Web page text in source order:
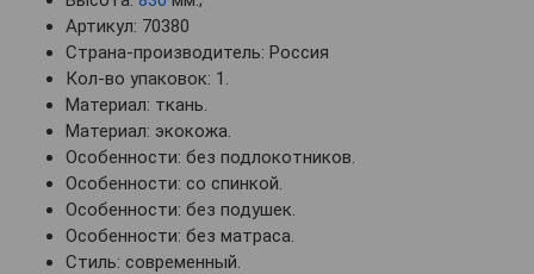
Артикул: 70380
Страна-производитель: Россия
Кол-во упаковок: 1.
Материал: ткань.
Материал: экокожа.
Особенности: без подлокотников.
Особенности: со спинкой.
Особенности: без подушек.
Особенности: без матраса.
Стиль: современный.